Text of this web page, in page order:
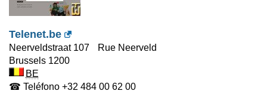
Telenet.be
Neerveldstraat 107 Rue Neerveld
Brussels 1200
BE
☎ Teléfono +32 484 00 62 00